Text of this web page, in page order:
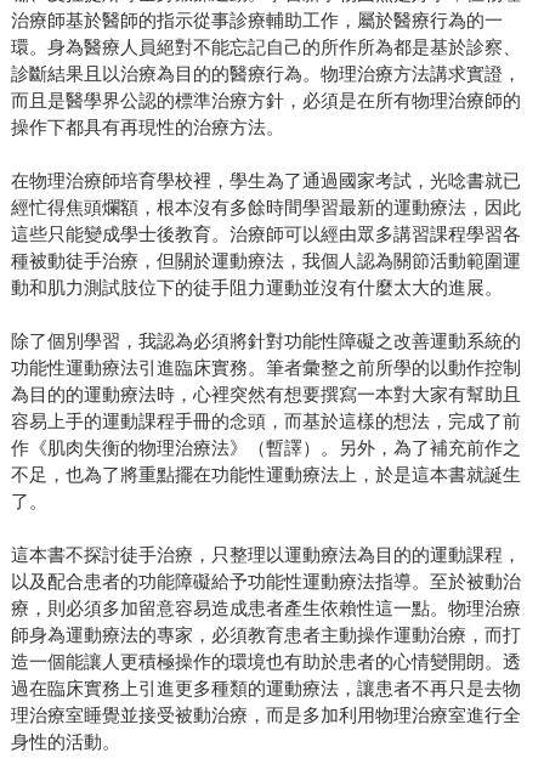
治療師基於醫師的指示從事診療輔助工作，屬於醫療行為的一
環。身為醫療人員絕對不能忘記自己的所作所為都是基於診察、
診斷結果且以治療為目的的醫療行為。物理治療方法講求實證，
而且是醫學界公認的標準治療方針，必須是在所有物理治療師的
操作下都具有再現性的治療方法。
在物理治療師培育學校裡，學生為了通過國家考試，光唸書就已
經忙得焦頭爛額，根本沒有多餘時間學習最新的運動療法，因此
這些只能變成學士後教育。治療師可以經由眾多講習課程學習各
種被動徒手治療，但關於運動療法，我個人認為關節活動範圍運
動和肌力測試肢位下的徒手阻力運動並沒有什麼太大的進展。
除了個別學習，我認為必須將針對功能性障礙之改善運動系統的
功能性運動療法引進臨床實務。筆者彙整之前所學的以動作控制
為目的的運動療法時，心裡突然有想要撰寫一本對大家有幫助且
容易上手的運動課程手冊的念頭，而基於這樣的想法，完成了前
作《肌肉失衡的物理治療法》（暫譯）。另外，為了補充前作之
不足，也為了將重點擺在功能性運動療法上，於是這本書就誕生
了。
這本書不探討徒手治療，只整理以運動療法為目的的運動課程，
以及配合患者的功能障礙給予功能性運動療法指導。至於被動治
療，則必須多加留意容易造成患者產生依賴性這一點。物理治療
師身為運動療法的專家，必須教育患者主動操作運動治療，而打
造一個能讓人更積極操作的環境也有助於患者的心情變開朗。透
過在臨床實務上引進更多種類的運動療法，讓患者不再只是去物
理治療室睡覺並接受被動治療，而是多加利用物理治療室進行全
身性的活動。